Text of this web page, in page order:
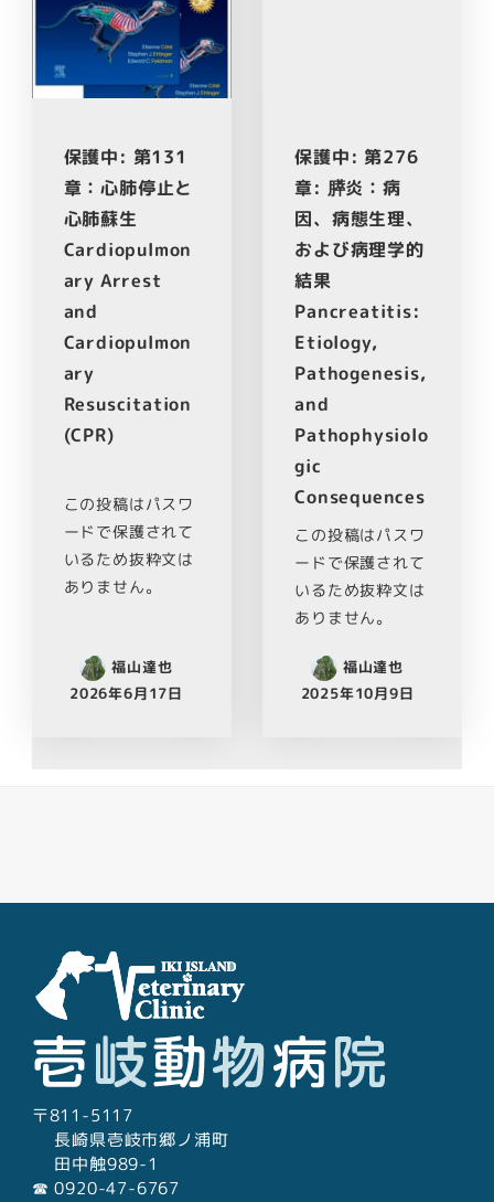
保護中: 第131
章：心肺停止と
心肺蘇生
Cardiopulmon
ary Arrest
and
Cardiopulmon
ary
Resuscitation
(CPR)
この投稿はパスワ
ードで保護されて
いるため抜粋文は
ありません。
福山達也
2026年6月17日
保護中: 第276
章: 膵炎：病
因、病態生理、
および病理学的
結果
Pancreatitis:
Etiology,
Pathogenesis,
and
Pathophysiolo
gic
Consequences
この投稿はパスワ
ードで保護されて
いるため抜粋文は
ありません。
福山達也
2025年10月9日
〒811-5117
長崎県壱岐市郷ノ浦町
田中触989-1
☎︎ 0920-47-6767